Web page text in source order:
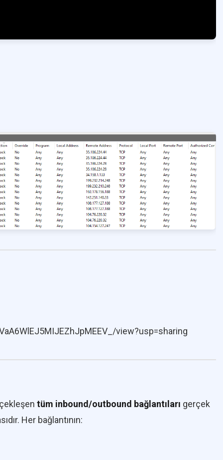
view?usp=sharing
tüm inbound/outbound bağlantıları gerçek
Her bağlantının: